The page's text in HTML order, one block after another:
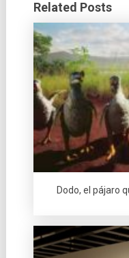
Related Posts
Dodo, el pájaro